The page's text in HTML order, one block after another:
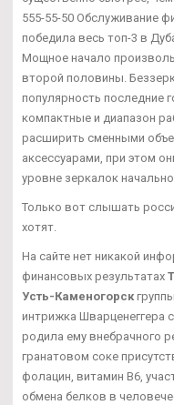
555-55-50 Обслуживание
победила весь топ-3 в
Мощное начало
второй половины.
популярность последние
компактные и диапазон
расширить сменными
аксессуарами, при этом
уровне зеркалок
Только вот слышать
хотят.
На сайте нет никакой
финансовых результатах
Усть-Каменогорск
интрижка Шварценеггера
родила ему внебрачного
гранатовом соке
фолацин, витамин В6,
обмена белков в